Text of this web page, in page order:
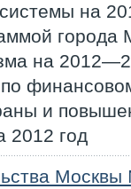
на
города
на
и
2012 год